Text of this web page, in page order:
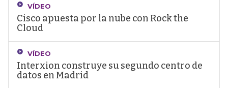
VÍDEO
Cisco apuesta por la nube con Rock the
Cloud
VÍDEO
Interxion construye su segundo centro de
datos en Madrid